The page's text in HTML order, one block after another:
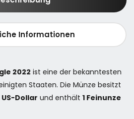
Informationen
2022 ist eine der bekanntesten
Staaten. Die Münze besitzt
US-Dollar und enthält 1 Feinunze